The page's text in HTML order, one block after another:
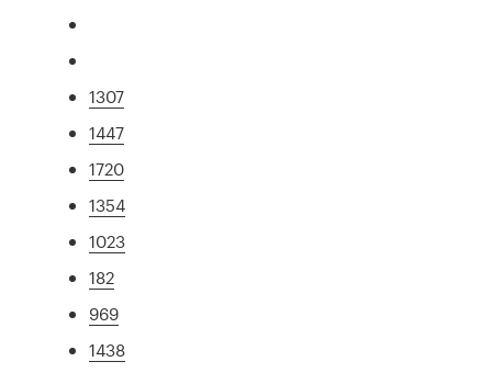
1307
1447
1720
1354
1023
182
969
1438